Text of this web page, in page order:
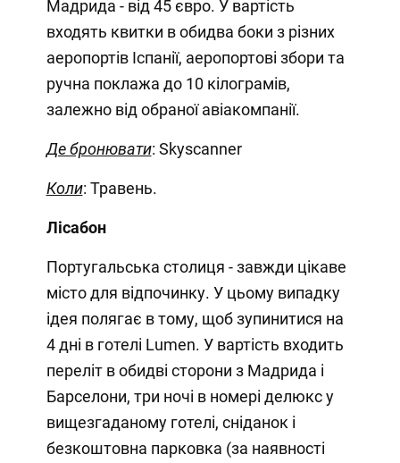
Мадрида - від 45 євро. У вартість
входять квитки в обидва боки з різних
аеропортів Іспанії, аеропортові збори та
ручна поклажа до 10 кілограмів,
залежно від обраної авіакомпанії.
Де бронювати: Skyscanner
Коли: Травень.
Лісабон
Португальська столиця - завжди цікаве
місто для відпочинку. У цьому випадку
ідея полягає в тому, щоб зупинитися на
4 дні в готелі Lumen. У вартість входить
переліт в обидві сторони з Мадрида і
Барселони, три ночі в номері делюкс у
вищезгаданому готелі, сніданок і
безкоштовна парковка (за наявності